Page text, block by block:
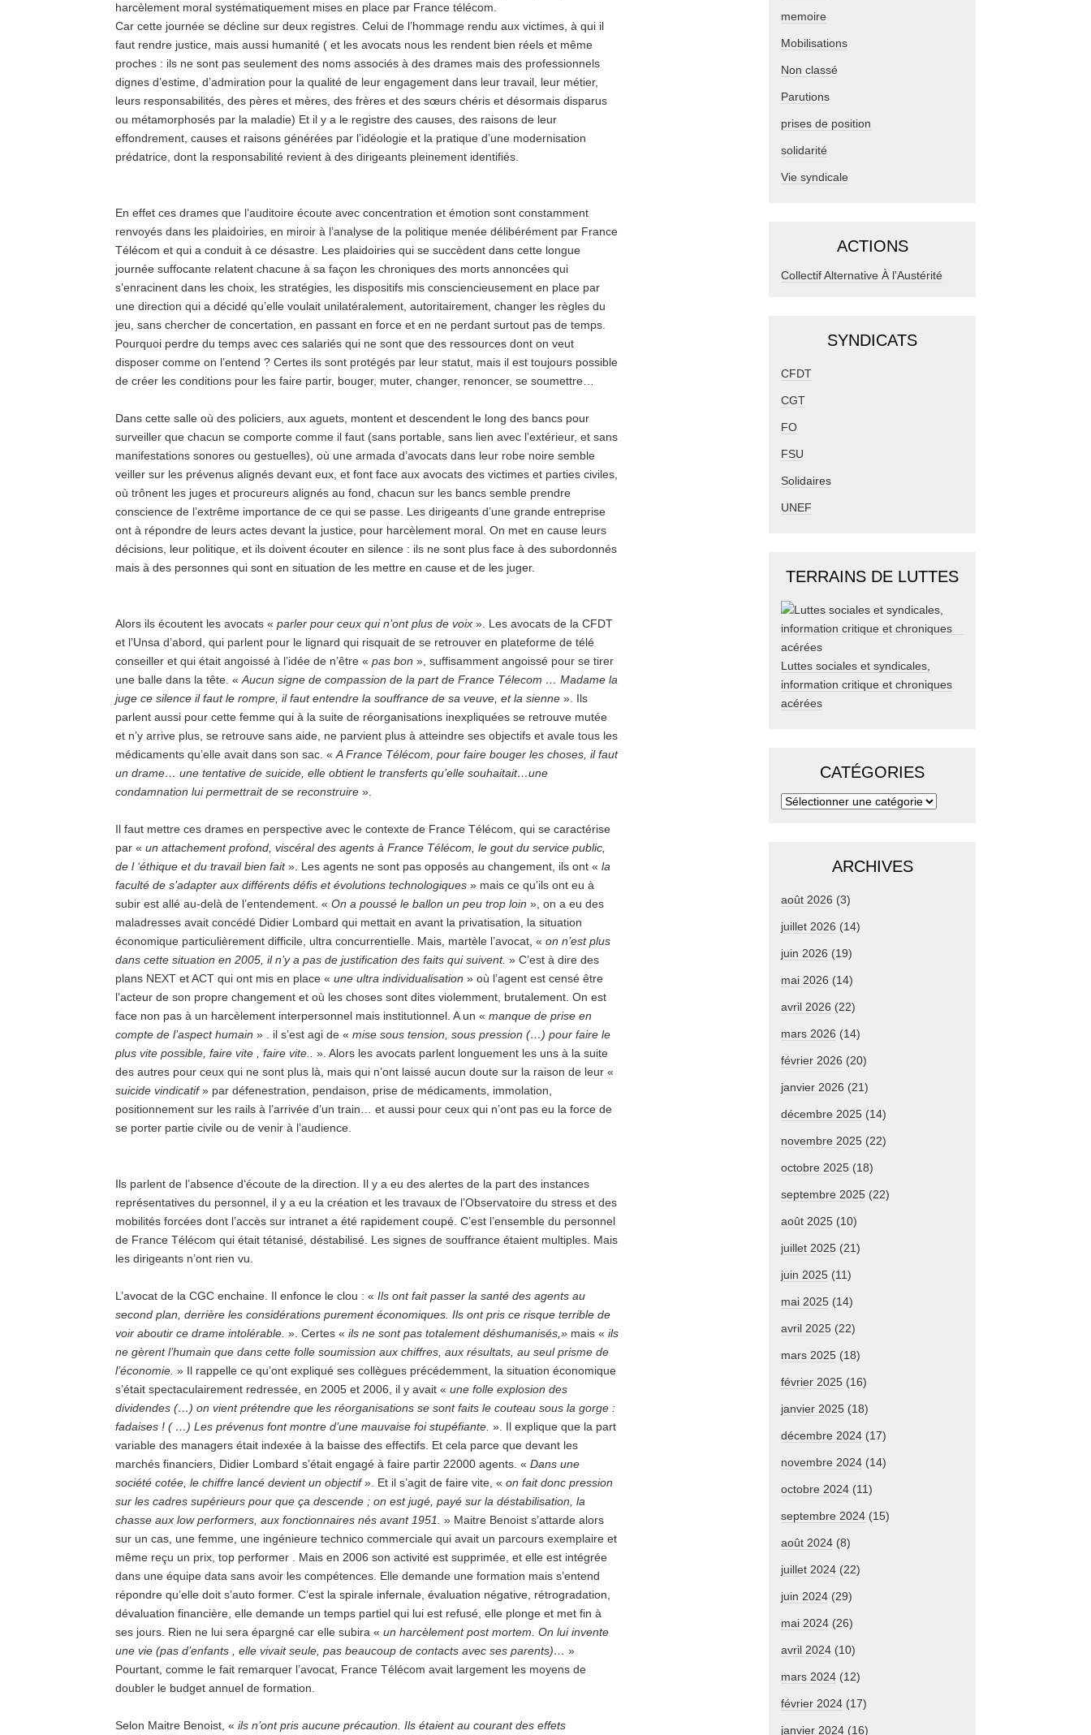
harcèlement moral systématiquement mises en place par France télécom.
Car cette journée se décline sur deux registres. Celui de l’hommage rendu aux victimes, à qui il
faut rendre justice, mais aussi humanité ( et les avocats nous les rendent bien réels et même
proches : ils ne sont pas seulement des noms associés à des drames mais des professionnels
dignes d’estime, d’admiration pour la qualité de leur engagement dans leur travail, leur métier,
leurs responsabilités, des pères et mères, des frères et des sœurs chéris et désormais disparus
ou métamorphosés par la maladie) Et il y a le registre des causes, des raisons de leur
effondrement, causes et raisons générées par l’idéologie et la pratique d’une modernisation
prédatrice, dont la responsabilité revient à des dirigeants pleinement identifiés.
En effet ces drames que l’auditoire écoute avec concentration et émotion sont constamment
renvoyés dans les plaidoiries, en miroir à l’analyse de la politique menée délibérément par France
Télécom et qui a conduit à ce désastre. Les plaidoiries qui se succèdent dans cette longue
journée suffocante relatent chacune à sa façon les chroniques des morts annoncées qui
s’enracinent dans les choix, les stratégies, les dispositifs mis consciencieusement en place par
une direction qui a décidé qu’elle voulait unilatéralement, autoritairement, changer les règles du
jeu, sans chercher de concertation, en passant en force et en ne perdant surtout pas de temps.
Pourquoi perdre du temps avec ces salariés qui ne sont que des ressources dont on veut
disposer comme on l’entend ? Certes ils sont protégés par leur statut, mais il est toujours possible
de créer les conditions pour les faire partir, bouger, muter, changer, renoncer, se soumettre…
Dans cette salle où des policiers, aux aguets, montent et descendent le long des bancs pour
surveiller que chacun se comporte comme il faut (sans portable, sans lien avec l’extérieur, et sans
manifestations sonores ou gestuelles), où une armada d’avocats dans leur robe noire semble
veiller sur les prévenus alignés devant eux, et font face aux avocats des victimes et parties civiles,
où trônent les juges et procureurs alignés au fond, chacun sur les bancs semble prendre
conscience de l’extrême importance de ce qui se passe. Les dirigeants d’une grande entreprise
ont à répondre de leurs actes devant la justice, pour harcèlement moral. On met en cause leurs
décisions, leur politique, et ils doivent écouter en silence : ils ne sont plus face à des subordonnés
mais à des personnes qui sont en situation de les mettre en cause et de les juger.
Alors ils écoutent les avocats « parler pour ceux qui n’ont plus de voix ». Les avocats de la CFDT
et l’Unsa d’abord, qui parlent pour le lignard qui risquait de se retrouver en plateforme de télé
conseiller et qui était angoissé à l’idée de n’être « pas bon », suffisamment angoissé pour se tirer
une balle dans la tête. « Aucun signe de compassion de la part de France Télecom … Madame la
juge ce silence il faut le rompre, il faut entendre la souffrance de sa veuve, et la sienne ». Ils
parlent aussi pour cette femme qui à la suite de réorganisations inexpliquées se retrouve mutée
et n’y arrive plus, se retrouve sans aide, ne parvient plus à atteindre ses objectifs et avale tous les
médicaments qu’elle avait dans son sac. « A France Télécom, pour faire bouger les choses, il faut
un drame… une tentative de suicide, elle obtient le transferts qu’elle souhaitait…une
condamnation lui permettrait de se reconstruire ».
Il faut mettre ces drames en perspective avec le contexte de France Télécom, qui se caractérise
par « un attachement profond, viscéral des agents à France Télécom, le gout du service public,
de l ‘éthique et du travail bien fait». Les agents ne sont pas opposés au changement, ils ont « la
faculté de s’adapter aux différents défis et évolutions technologiques » mais ce qu’ils ont eu à
subir est allé au-delà de l’entendement. « On a poussé le ballon un peu trop loin », on a eu des
maladresses avait concédé Didier Lombard qui mettait en avant la privatisation, la situation
économique particulièrement difficile, ultra concurrentielle. Mais, martèle l’avocat, « on n’est plus
dans cette situation en 2005, il n’y a pas de justification des faits qui suivent. » C’est à dire des
plans NEXT et ACT qui ont mis en place « une ultra individualisation » où l’agent est censé être
l’acteur de son propre changement et où les choses sont dites violemment, brutalement. On est
face non pas à un harcèlement interpersonnel mais institutionnel. A un « manque de prise en
compte de l’aspect humain » . il s’est agi de « mise sous tension, sous pression (…) pour faire le
plus vite possible, faire vite , faire vite..
». Alors les avocats parlent longuement les uns à la suite
des autres pour ceux qui ne sont plus là, mais qui n’ont laissé aucun doute sur la raison de leur «
suicide vindicatif» par défenestration, pendaison, prise de médicaments, immolation,
positionnement sur les rails à l’arrivée d’un train… et aussi pour ceux qui n’ont pas eu la force de
se porter partie civile ou de venir à l’audience.
Ils parlent de l’absence d‘écoute de la direction. Il y a eu des alertes de la part des instances
représentatives du personnel, il y a eu la création et les travaux de l’Observatoire du stress et des
mobilités forcées dont l’accès sur intranet a été rapidement coupé. C’est l’ensemble du personnel
de France Télécom qui était tétanisé, déstabilisé. Les signes de souffrance étaient multiples. Mais
les dirigeants n’ont rien vu.
L’avocat de la CGC enchaine. Il enfonce le clou : « Ils ont fait passer la santé des agents au
second plan, derrière les considérations purement économiques. Ils ont pris ce risque terrible de
voir aboutir ce drame intolérable. ». Certes « ils ne sont pas totalement déshumanisés, » mais « ils
ne gèrent l’humain que dans cette folle soumission aux chiffres, aux résultats, au seul prisme de
l’économie. » Il rappelle ce qu’ont expliqué ses collègues précédemment, la situation économique
s’était spectaculairement redressée, en 2005 et 2006, il y avait « une folle explosion des
dividendes (…) on vient prétendre que les réorganisations se sont faits le couteau sous la gorge :
fadaises ! ( …) Les prévenus font montre d’une mauvaise foi stupéfiante. ». Il explique que la part
variable des managers était indexée à la baisse des effectifs. Et cela parce que devant les
marchés financiers, Didier Lombard s’était engagé à faire partir 22000 agents. « Dans une
société cotée, le chiffre lancé devient un objectif». Et il s’agit de faire vite, « on fait donc pression
sur les cadres supérieurs pour que ça descende ; on est jugé, payé sur la déstabilisation, la
chasse aux low performers, aux fonctionnaires nés avant 1951.
» Maitre Benoist s’attarde alors
sur un cas, une femme, une ingénieure technico commerciale qui avait un parcours exemplaire et
même reçu un prix, top performer . Mais en 2006 son activité est supprimée, et elle est intégrée
dans une équipe data sans avoir les compétences. Elle demande une formation mais s’entend
répondre qu’elle doit s’auto former. C’est la spirale infernale, évaluation négative, rétrogradation,
dévaluation financière, elle demande un temps partiel qui lui est refusé, elle plonge et met fin à
ses jours. Rien ne lui sera épargné car elle subira « un harcèlement post mortem. On lui invente
une vie (pas d’enfants , elle vivait seule, pas beaucoup de contacts avec ses parents)… »
Pourtant, comme le fait remarquer l’avocat, France Télécom avait largement les moyens de
doubler le budget annuel de formation.
Selon Maitre Benoist, « ils n’ont pris aucune précaution. Ils étaient au courant des effets
memoire
Mobilisations
Non classé
Parutions
prises de position
solidarité
Vie syndicale
ACTIONS
Collectif Alternative À l'Austérité
SYNDICATS
CFDT
CGT
FO
FSU
Solidaires
UNEF
TERRAINS DE LUTTES
Luttes sociales et syndicales,
information critique et chroniques
acérées
CATÉGORIES
ARCHIVES
août 2026 (3)
juillet 2026 (14)
juin 2026 (19)
mai 2026 (14)
avril 2026 (22)
mars 2026 (14)
février 2026 (20)
janvier 2026 (21)
décembre 2025 (14)
novembre 2025 (22)
octobre 2025 (18)
septembre 2025 (22)
août 2025 (10)
juillet 2025 (21)
juin 2025 (11)
mai 2025 (14)
avril 2025 (22)
mars 2025 (18)
février 2025 (16)
janvier 2025 (18)
décembre 2024 (17)
novembre 2024 (14)
octobre 2024 (11)
septembre 2024 (15)
août 2024 (8)
juillet 2024 (22)
juin 2024 (29)
mai 2024 (26)
avril 2024 (10)
mars 2024 (12)
février 2024 (17)
janvier 2024 (16)